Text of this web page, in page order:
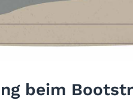
beim